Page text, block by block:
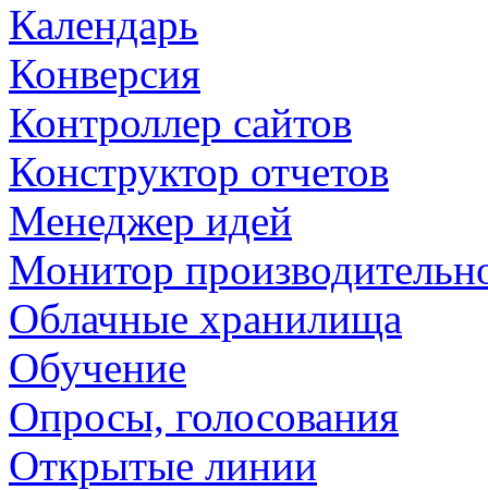
Календарь
Конверсия
Контроллер сайтов
Конструктор отчетов
Менеджер идей
Монитор
Облачные хранилища
Обучение
Опросы, голосования
Открытые линии